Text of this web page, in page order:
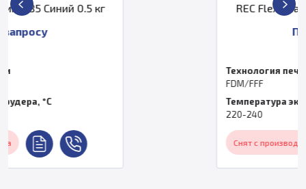
кг
REC Flex пластик 1,75 Белый
Технология печати
Температура экструдера, °C